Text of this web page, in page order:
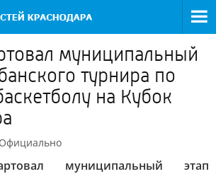
муниципальный
турнира по
на Кубок
Официально
муниципальный этап